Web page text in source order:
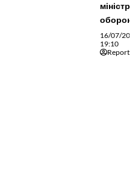
міністра
оборони
16/07/2026
19:10
Reporter